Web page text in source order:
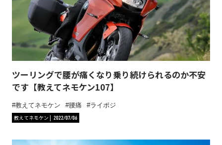
ツーリングで腰が痛くなり乗り続けられるのか不安
です【教えてネモケン107】
教えてネモケン 腰痛
ライポジ
教えてネモケン
2022/07/06